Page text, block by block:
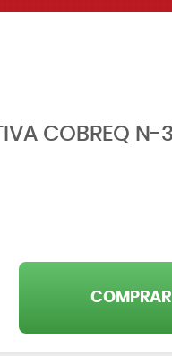
COBREQ N-
COMPRAR